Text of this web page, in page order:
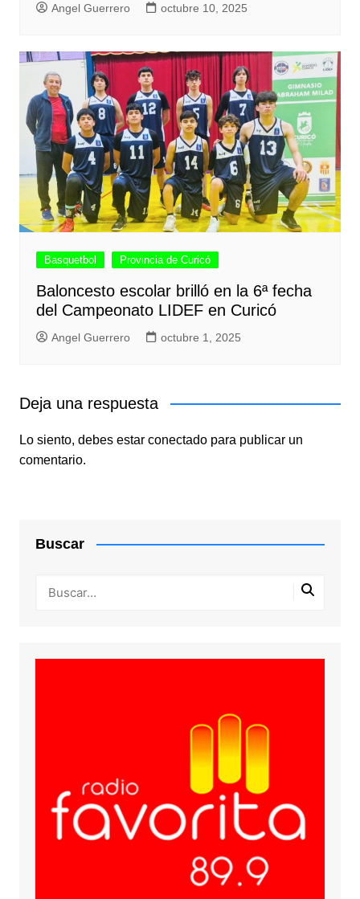
Angel Guerrero octubre 10, 2025
Basquetbol Provincia de Curicó
Baloncesto escolar brilló en la 6ª fecha
del Campeonato LIDEF en Curicó
Angel Guerrero octubre 1, 2025
Deja una respuesta
Lo siento, debes estar conectadopara publicar un
comentario.
Buscar